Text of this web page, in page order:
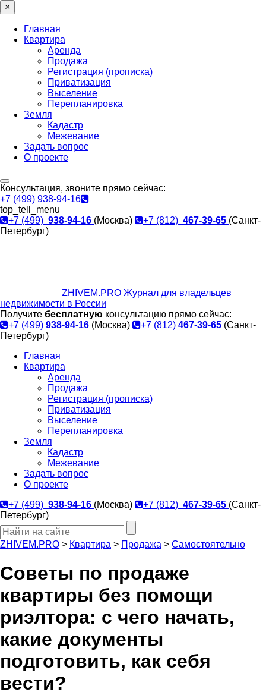
×
Главная
Квартира
Аренда
Продажа
Регистрация (прописка)
Приватизация
Выселение
Перепланировка
Земля
Кадастр
Межевание
Задать вопрос
О проекте
Консультация, звоните прямо сейчас:
+7 (499) 938-94-16
top_tell_menu
+7 (499) 938-94-16 (Москва) +7 (812) 467-39-65 (Санкт-
Петербург)
ZHIVEM.PRO Журнал для владельцев
недвижимости в России
Получите бесплатную консультацию прямо сейчас:
+7 (499) 938-94-16 (Москва) +7 (812) 467-39-65 (Санкт-
Петербург)
Главная
Квартира
Аренда
Продажа
Регистрация (прописка)
Приватизация
Выселение
Перепланировка
Земля
Кадастр
Межевание
Задать вопрос
О проекте
+7 (499) 938-94-16 (Москва) +7 (812) 467-39-65 (Санкт-
Петербург)
ZHIVEM.PRO > Квартира > Продажа > Самостоятельно
Советы по продаже
квартиры без помощи
риэлтора: с чего начать,
какие документы
подготовить, как себя
вести?